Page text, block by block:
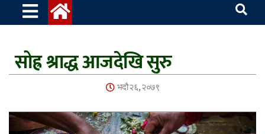
सोह्र श्राद्ध आजदेखि सुरु
भदौ २६, २०७९